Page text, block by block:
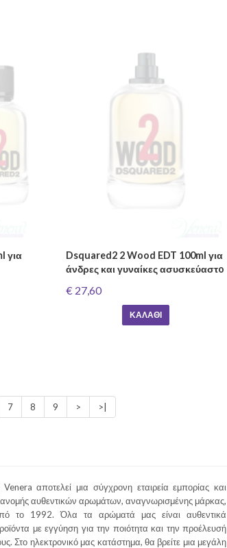
για
Dsquared2 2 Wood EDT 100ml για
άνδρες και γυναίκες ασυσκεύαστo
€ 27,60
ΚΑΛΆΘΙ
7 8 9 > >|
αποτελεί μια σύγχρονη εταιρεία εμπορίας και
αυθεντικών αρωμάτων, αναγνωρισμένης μάρκας,
το 1992. Όλα τα αρώματά μας είναι αυθεντικά
με εγγύηση για την ποιότητα και την προέλευσή
Στο ηλεκτρονικό μας κατάστημα, θα βρείτε μια μεγάλη